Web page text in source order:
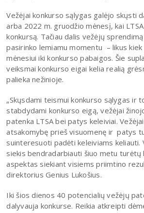
Vežėjai konkurso sąlygas galėjo skųsti
arba 2022 m. gruodžio mėnesį, kai
konkursą. Tačiau dalis vežėjų
pasirinko lemiamu momentu – likus kiek
mėnesiui iki konkurso pabaigos. Šie
veiksmai konkurso eigai kelia realią
palieka nežinioje.
„Skųsdami teismui konkurso sąlygas ir
stabdydami konkurso eigą, vežėjai
patenka LTSA bei patys keleiviai.
atsakomybę prieš visuomenę ir patys
suinteresuoti padėti keleiviams keliauti.
siekis bendradarbiauti šiuo metu turėtų
aspektas siekiant visiems priimtino
direktorius Genius Lukošius.
Iki šios dienos 40 potencialių vežėjų
dalyvauja konkurse. Reikia atkreipti